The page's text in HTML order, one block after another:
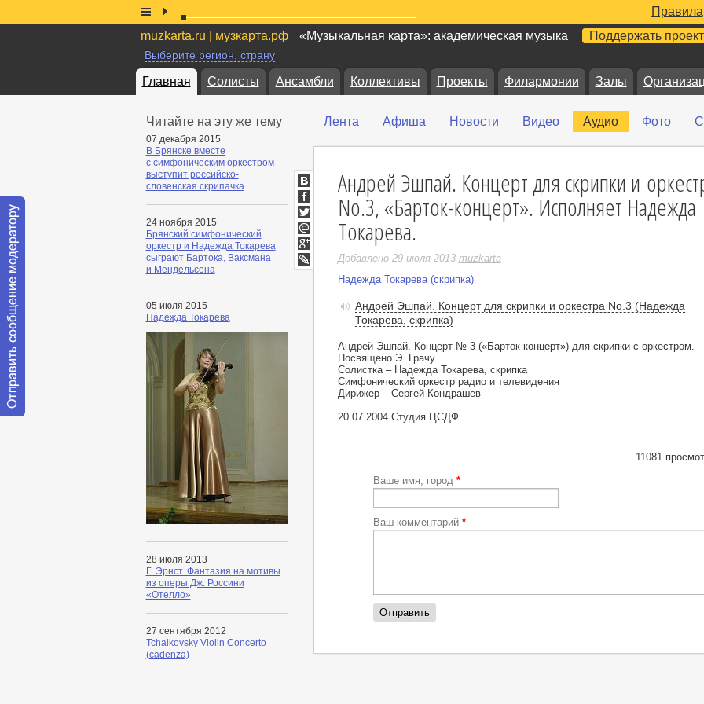
Правила
muzkarta.ru | музкарта.рф
«Музыкальная карта»: академическая музыка Поддержать проект
Выберите регион, страну
Главная Солисты Ансамбли Коллективы Проекты Филармонии Залы
Читайте на эту же тему
07 декабря 2015
В Брянске вместе
с симфоническим оркестром
выступит российско-
словенская скрипачка
24 ноября 2015
Брянский симфонический
оркестр и Надежда Токарева
сыграют Бартока, Ваксмана
и Мендельсона
05 июля 2015
Надежда Токарева
28 июля 2013
Г. Эрнст. Фантазия на мотивы
из оперы Дж. Россини
«Отелло»
27 сентября 2012
Tchaikovsky Violin Concerto
(cadenza)
Лента Афиша Новости Видео Аудио Фото
Андрей Эшпай. Концерт для скрипки и
No.3, «Барток-концерт». Исполняет Надежда
Токарева.
Добавлено 29 июля 2013 muzkarta
Надежда Токарева (скрипка)
Андрей Эшпай. Концерт для скрипки и оркестра No.3 (Надежда
Токарева, скрипка)
Андрей Эшпай. Концерт № 3 («Барток-концерт») для скрипки с оркестром.
Посвящено Э. Грачу
Солистка – Надежда Токарева, скрипка
Симфонический оркестр радио и телевидения
Дирижер – Сергей Кондрашев
20.07.2004 Студия ЦСДФ
ВКонтакте
Facebook
Twitter
Мой
Мир
Google+
LiveJournal
11081
Ваше имя, город *
Ваш комментарий *